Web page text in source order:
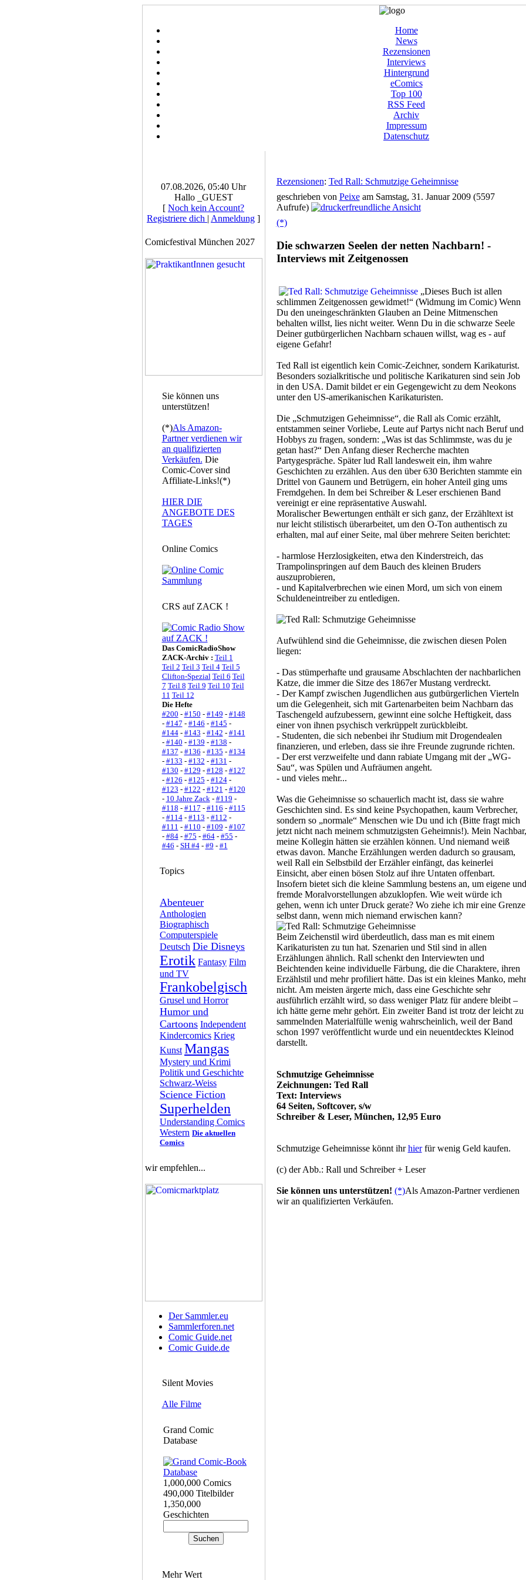
Home
News
Rezensionen
Interviews
Hintergrund
eComics
Top 100
RSS Feed
Archiv
Impressum
Datenschutz
07.08.2026, 05:40 Uhr
Hallo _GUEST
[ Noch kein Account?
Registriere dich | Anmeldung ]
Comicfestival München 2027
Sie können uns
unterstützen!
(*)Als Amazon-
Partner verdienen wir
an qualifizierten
Verkäufen. Die
Comic-Cover sind
Affiliate-Links!(*)
HIER DIE
ANGEBOTE DES
TAGES
Online Comics
CRS auf ZACK !
Das ComicRadioShow
ZACK-Archiv : Teil 1
Teil 2 Teil 3 Teil 4 Teil 5
Clifton-Spezial Teil 6 Teil
7 Teil 8 Teil 9 Teil 10 Teil
11 Teil 12
Die Hefte
#200 - #150 - #149 - #148
- #147 - #146 - #145 -
#144- #143 - #142 - #141
- #140 - #139 - #138 -
#137 - #136 - #135 - #134
- #133 - #132 - #131 -
#130 - #129 - #128 - #127
- #126 - #125 - #124-
#123 - #122 - #121 - #120
- 10 Jahre Zack- #119 -
#118 - #117 - #116 - #115
- #114- #113 - #112 -
#111 - #110 - #109 - #107
- #84- #75 - #64- #55 -
#46 - SH #4- #9 - #1
Topics
Abenteuer
Anthologien
Biographisch
Computerspiele
Deutsch Die Disneys
Erotik Fantasy Film
und TV
Frankobelgisch
Grusel und Horror
Humor und
Cartoons Independent
Kindercomics Krieg
Kunst Mangas
Mystery und Krimi
Politik und Geschichte
Schwarz-Weiss
Science Fiction
Superhelden
Understanding Comics
Western Die aktuellen
Comics
wir empfehlen...
Der Sammler.eu
Sammlerforen.net
Comic Guide.net
Comic Guide.de
Silent Movies
Alle Filme
Grand Comic
Database
1,000,000 Comics
490,000 Titelbilder
1,350,000
Geschichten
Mehr Wert
Rezensionen: Ted Rall: Schmutzige Geheimnisse
geschrieben von Peixeam Samstag, 31. Januar 2009 (5597
Aufrufe)
(*)
Die schwarzen Seelen der netten Nachbarn! -
Interviews mit Zeitgenossen
„Dieses Buch ist allen
schlimmen Zeitgenossen gewidmet!“ (Widmung im Comic) Wenn
Du den uneingeschränkten Glauben an Deine Mitmenschen
behalten willst, lies nicht weiter. Wenn Du in die schwarze Seele
Deiner gutbürgerlichen Nachbarn schauen willst, wag es - auf
eigene Gefahr!
Ted Rall ist eigentlich kein Comic-Zeichner, sondern Karikaturist.
Besonders sozialkritische und politische Karikaturen sind sein Job
in den USA. Damit bildet er ein Gegengewicht zu dem Neokons
unter den US-amerikanischen Karikaturisten.
Die „Schmutzigen Geheimnisse“, die Rall als Comic erzählt,
entstammen seiner Vorliebe, Leute auf Partys nicht nach Beruf und
Hobbys zu fragen, sondern: „Was ist das Schlimmste, was du je
getan hast?“ Den Anfang dieser Recherche machten
Partygespräche. Später lud Rall landesweit ein, ihm wahre
Geschichten zu erzählen. Aus den über 630 Berichten stammte ein
Drittel von Gaunern und Betrügern, ein hoher Anteil ging ums
Fremdgehen. In dem bei Schreiber & Leser erschienen Band
vereinigt er eine repräsentative Auswahl.
Moralischer Bewertungen enthält er sich ganz, der Erzähltext ist
nur leicht stilistisch überarbeitet, um den O-Ton authentisch zu
erhalten, mal auf einer Seite, mal über mehrere Seiten berichtet:
- harmlose Herzlosigkeiten, etwa den Kinderstreich, das
Trampolinspringen auf dem Bauch des kleinen Bruders
auszuprobieren,
- und Kapitalverbrechen wie einen Mord, um sich von einem
Schuldeneintreiber zu entledigen.
Aufwühlend sind die Geheimnisse, die zwischen diesen Polen
liegen:
- Das stümperhafte und grausame Abschlachten der nachbarlichen
Katze, die immer die Sitze des 1867er Mustang verdreckt.
- Der Kampf zwischen Jugendlichen aus gutbürgerlichen Vierteln
um die Gelegenheit, sich mit Gartenarbeiten beim Nachbarn das
Taschengeld aufzubessern, gewinnt eine solche Heftigkeit, dass
einer von ihnen psychisch verkrüppelt zurückbleibt.
- Studenten, die sich nebenbei ihr Studium mit Drogendealen
finanzieren, und erleben, dass sie ihre Freunde zugrunde richten.
- Der erst verzweifelte und dann rabiate Umgang mit der „WG-
Sau“, was Spülen und Aufräumen angeht.
- und vieles mehr...
Was die Geheimnisse so schauerlich macht ist, dass sie wahre
Geschichten sind. Es sind keine Psychopathen, kaum Verbrecher,
sondern so „normale“ Menschen wie Du und ich (Bitte fragt mich
jetzt nicht nach meinem schmutzigsten Geheimnis!). Mein Nachbar,
meine Kollegin hätten sie erzählen können. Und niemand weiß
etwas davon. Manche Erzählungen werden dadurch so grausam,
weil Rall ein Selbstbild der Erzähler einfängt, das keinerlei
Einsicht, aber einen bösen Stolz auf ihre Untaten offenbart.
Insofern bietet sich die kleine Sammlung bestens an, um eigene und
fremde Moralvorstellungen abzuklopfen. Wie weit würde ich
gehen, wenn ich unter Druck gerate? Wo ziehe ich mir eine Grenze
selbst dann, wenn mich niemand erwischen kann?
Beim Zeichenstil wird überdeutlich, dass man es mit einem
Karikaturisten zu tun hat. Szenarien und Stil sind in allen
Erzählungen ähnlich. Rall schenkt den Interviewten und
Beichtenden keine individuelle Färbung, die die Charaktere, ihren
Erzählstil und mehr profiliert hätte. Das ist ein kleines Manko, mehr
nicht. Am meisten ärgerte mich, dass eine Geschichte sehr
ausführlich erzählt wird, so dass weniger Platz für andere bleibt –
ich hätte gerne mehr gehört. Ein zweiter Band ist trotz der leicht zu
sammelnden Materialfülle wenig wahrscheinlich, weil der Band
schon 1997 veröffentlicht wurde und ein neuentdecktes Kleinod
darstellt.
Schmutzige Geheimnisse
Zeichnungen: Ted Rall
Text: Interviews
64 Seiten, Softcover, s/w
Schreiber & Leser, München, 12,95 Euro
Schmutzige Geheimnisse könnt ihrhierfür wenig Geld kaufen.
(c) der Abb.: Rall und Schreiber + Leser
Sie können uns unterstützen! (*)Als Amazon-Partner verdienen
wir an qualifizierten Verkäufen.